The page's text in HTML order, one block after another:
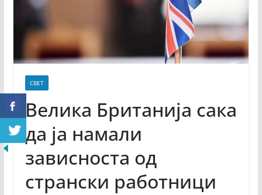
СВЕТ
Велика Британија сака
да ја намали
зависноста од
странски работници